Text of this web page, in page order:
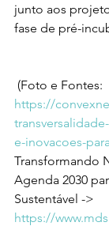
junto aos
fase de pré-
(Foto e Fontes:
https://
e-inovacoes-
Transformando
Agenda 2030
Sustentável ->
https://